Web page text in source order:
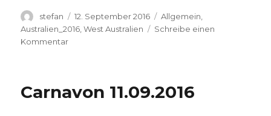
Autor
stefan
Veröffentlicht
am
12. September 2016 Kategorien
Allgemein
Australien_2016 ,West Australien
Schreibe einen
Kommentarzu
Carnavon 11.09.2016